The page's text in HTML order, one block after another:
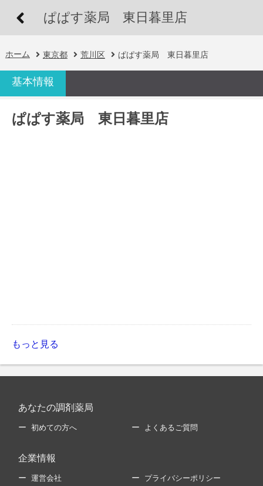
ぱぱす薬局 東日暮里店
ホーム 東京都 荒川区 ぱぱす薬局 東日暮里店
基本情報
ぱぱす薬局 東日暮里店
もっと見る
あなたの調剤薬局
初めての方へ よくあるご質問
企業情報
運営会社 プライバシーポリシー